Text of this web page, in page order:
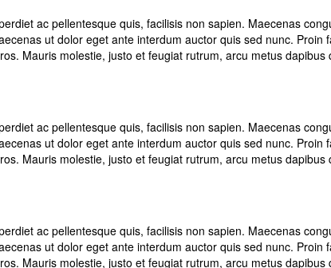
ac pellentesque quis, facilisis non sapien. Maecenas
ut dolor eget ante interdum auctor quis sed nunc.
Mauris molestie, justo et feugiat rutrum, arcu metus
ac pellentesque quis, facilisis non sapien. Maecenas
ut dolor eget ante interdum auctor quis sed nunc.
Mauris molestie, justo et feugiat rutrum, arcu metus
ac pellentesque quis, facilisis non sapien. Maecenas
ut dolor eget ante interdum auctor quis sed nunc.
Mauris molestie, justo et feugiat rutrum, arcu metus